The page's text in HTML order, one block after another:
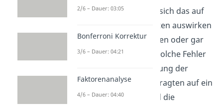
Untersuchung, könnte sich das auf
die gegebenen Antworten auswirken
und diese dann verzerren oder gar
komplett verfälschen. Solche Fehler
können durch Begrenzung der
Interaktion mit den Befragten auf ein
höfliches Minimum und die
2/6 – Dauer: 03:05
Bonferroni Korrektur
3/6 – Dauer: 04:21
Faktorenanalyse
4/6 – Dauer: 04:40